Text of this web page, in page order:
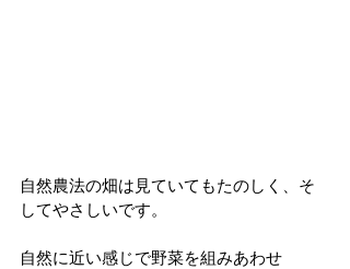
自然農法の畑は見ていてもたのしく、そ
してやさしいです。
自然に近い感じで野菜を組みあわせ